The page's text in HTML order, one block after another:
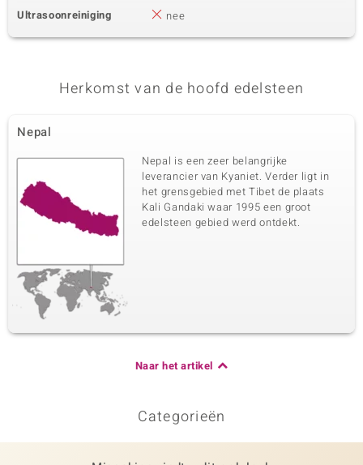
Ultrasoonreiniging
nee
Herkomst van de hoofd edelsteen
Nepal
Nepal is een zeer belangrijke
leverancier van Kyaniet. Verder ligt in
het grensgebied met Tibet de plaats
Kali Gandaki waar 1995 een groot
edelsteen gebied werd ontdekt.
Naar het artikel
Categorieën